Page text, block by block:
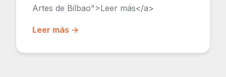
Artes de Bilbao">Leer más</a>
Leer más →